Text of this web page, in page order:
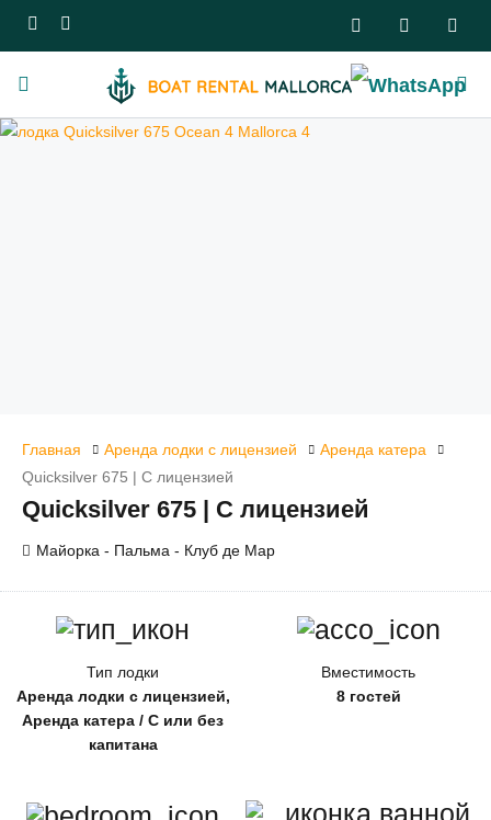
Главная Аренда лодки с лицензией
Аренда катера
Quicksilver 675 | С лицензией
Quicksilver 675 | С лицензией
Майорка - Пальма - Клуб де Мар
Тип лодки
Аренда лодки с лицензией,
Аренда катера / С или без
капитана
Вместимость
8 гостей